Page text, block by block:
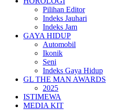
Pilihan Editor
Indeks Jauhari
Indeks Jam
GAYA HIDUP
Automobil
Ikonik
Seni
Indeks Gaya Hidup
GL THE MAN AWARDS
2025
ISTIMEWA
MEDIA KIT